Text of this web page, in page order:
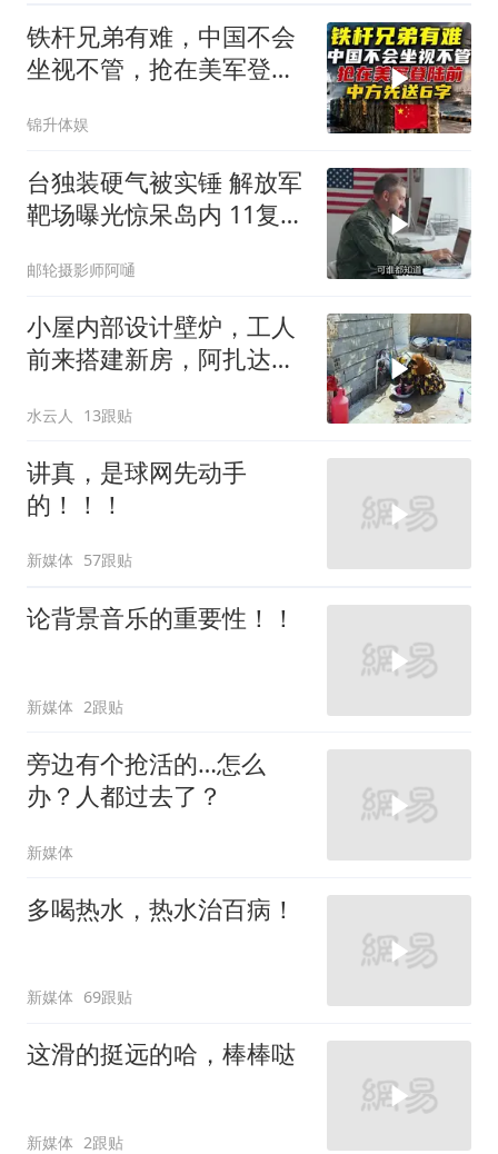
铁杆兄弟有难，中国不会
坐视不管，抢在美军登陆
锦升体娱
台独装硬气被实锤 解放军
靶场曝光惊呆岛内 11复刻
邮轮摄影师阿嗵
小屋内部设计壁炉，工人
前来搭建新房，阿扎达思
水云人 13跟贴
讲真，是球网先动手
的！！！
新媒体 57跟贴
论背景音乐的重要性！！
新媒体 2跟贴
旁边有个抢活的…怎么
办？人都过去了？
新媒体
多喝热水，热水治百病！
新媒体 69跟贴
这滑的挺远的哈，棒棒哒
新媒体 2跟贴